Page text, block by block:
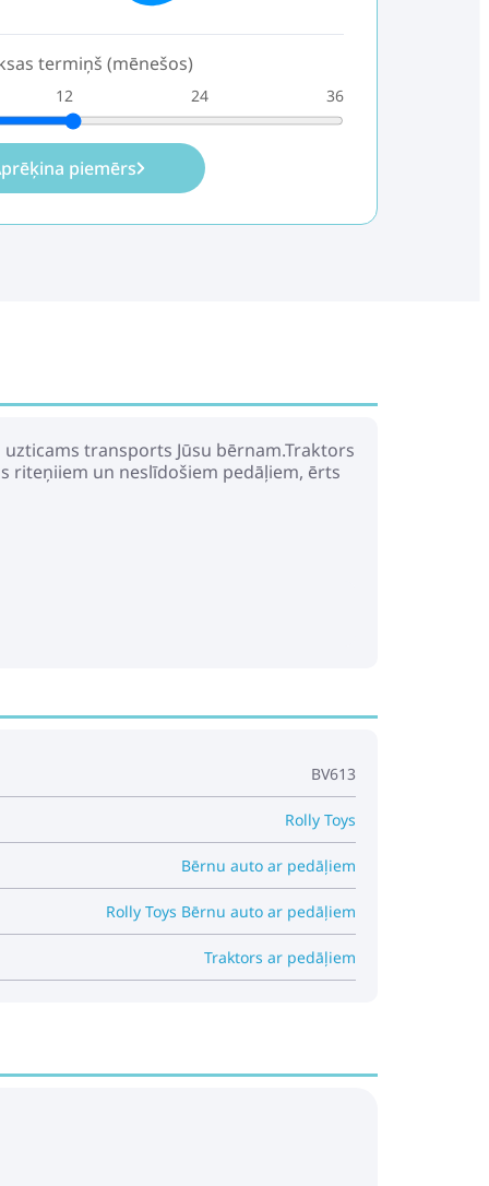
termiņš (mēnešos)
12 24 36
piemērs
transports Jūsu bērnam.Traktors
riteņiiem un neslīdošiem pedāļiem, ērts
BV613
Rolly Toys
Bērnu auto ar pedāļiem
Rolly Toys Bērnu auto ar pedāļiem
Traktors ar pedāļiem